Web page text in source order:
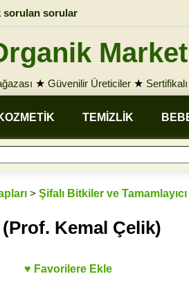
sorulan sorular
Market
★ Güvenilir Üreticiler ★
TEMİZLİK
> Şifalı Bitkiler ve
Kemal Çelik)
♥ Favorilere Ekle